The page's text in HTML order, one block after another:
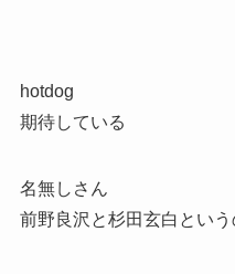
hotdog
期待している
名無しさん
前野良沢と杉田玄白という